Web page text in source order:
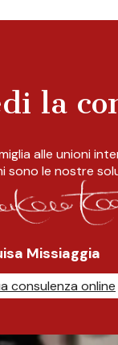
la
alle unioni
sono le nostre
Missiaggia
consulenza online